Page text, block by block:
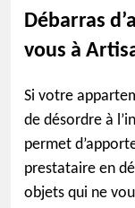
Débarras
vous à
Si votre
de désordre à
permet
prestataire en
objets qui ne